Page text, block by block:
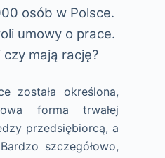
osób w Polsce.
umowy o prace.
czy mają rację?
została określona,
forma trwałej
przedsiębiorcą, a
szczegółowo,